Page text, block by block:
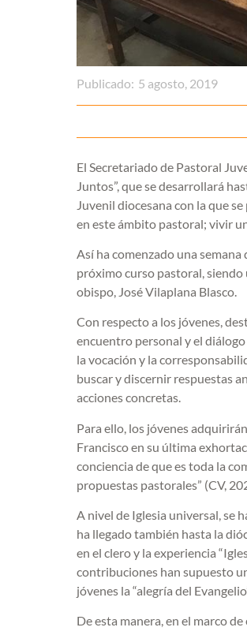
Publicado: 5 agosto, 2019
El Secretariado de Pastoral
Juntos”, que se desarrollará
Juvenil diocesana con la que
en este ámbito pastoral; vivir
Así ha comenzado una
próximo curso pastoral,
obispo, José Vilaplana Blasco.
Con respecto a los jóvenes,
encuentro personal y el
la vocación y la
buscar y discernir respuestas
acciones concretas.
Para ello, los jóvenes
Francisco en su última
conciencia de que es toda la
propuestas pastorales” (CV,
A nivel de Iglesia universal, se
ha llegado también hasta la
en el clero y la experiencia
contribuciones han supuesto
jóvenes la “alegría del
De esta manera, en el marco